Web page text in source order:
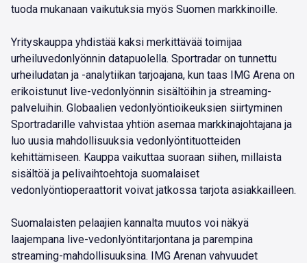
tuoda mukanaan vaikutuksia myös Suomen markkinoille.
Yrityskauppa yhdistää kaksi merkittävää toimijaa
urheiluvedonlyönnin datapuolella. Sportradar on tunnettu
urheiludatan ja -analytiikan tarjoajana, kun taas IMG Arena on
erikoistunut live-vedonlyönnin sisältöihin ja streaming-
palveluihin. Globaalien vedonlyöntioikeuksien siirtyminen
Sportradarille vahvistaa yhtiön asemaa markkinajohtajana ja
luo uusia mahdollisuuksia vedonlyöntituotteiden
kehittämiseen. Kauppa vaikuttaa suoraan siihen, millaista
sisältöä ja pelivaihtoehtoja suomalaiset
vedonlyöntioperaattorit voivat jatkossa tarjota asiakkailleen.
Suomalaisten pelaajien kannalta muutos voi näkyä
laajempana live-vedonlyöntitarjontana ja parempina
streaming-mahdollisuuksina. IMG Arenan vahvuudet